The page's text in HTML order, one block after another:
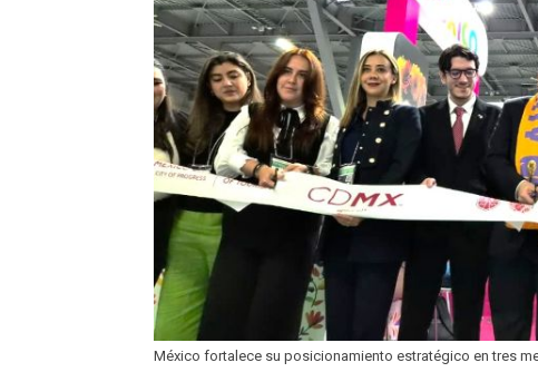
México fortalece su posicionamiento estratégico en tres